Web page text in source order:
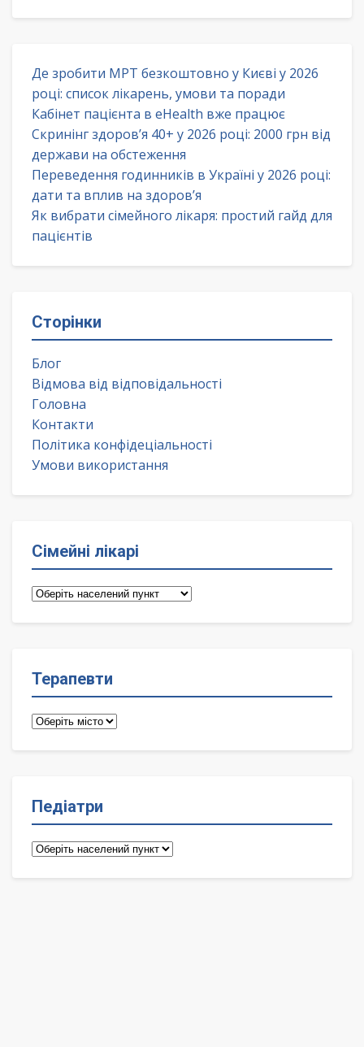
Де зробити МРТ безкоштовно у Києві у 2026
році: список лікарень, умови та поради
Кабінет пацієнта в eHealth вже працює
Скринінг здоров’я 40+ у 2026 році: 2000 грн від
держави на обстеження
Переведення годинників в Україні у 2026 році:
дати та вплив на здоров’я
Як вибрати сімейного лікаря: простий гайд для
пацієнтів
Сторінки
Блог
Відмова від відповідальності
Головна
Контакти
Політика конфідеціальності
Умови використання
Сімейні лікарі
Сімейні
Терапевти
Терапевти
Педіатри
Педіатри